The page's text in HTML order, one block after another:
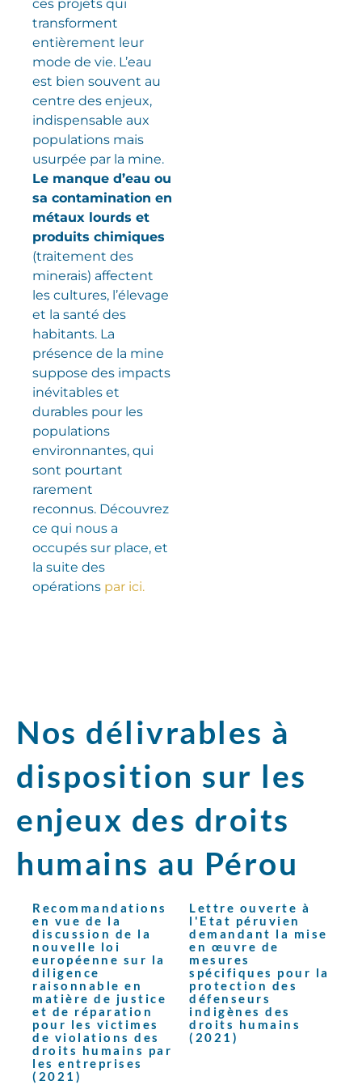
ces projets qui
transforment
entièrement leur
mode de vie. L’eau
est bien souvent au
centre des enjeux,
indispensable aux
populations mais
usurpée par la mine.
Le manque d’eau ou
sa contamination en
métaux lourds et
produits chimiques
(traitement des
minerais) affectent
les cultures, l’élevage
et la santé des
habitants. La
présence de la mine
suppose des impacts
inévitables et
durables pour les
populations
environnantes, qui
sont pourtant
rarement
reconnus. Découvrez
ce qui nous a
occupés sur place, et
la suite des
opérations par ici.
Nos délivrables à
disposition sur les
enjeux des droits
humains au Pérou
Recommandations
en vue de la
discussion de la
nouvelle loi
européenne sur la
diligence
raisonnable en
matière de justice
et de réparation
pour les victimes
de violations des
droits humains par
les entreprises
(2021)
Lettre ouverte à
l'Etat péruvien
demandant la mise
en œuvre de
mesures
spécifiques pour la
protection des
défenseurs
indigènes des
droits humains
(2021)